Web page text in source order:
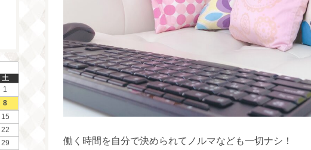
働く時間を自分で決められてノルマなども一切ナシ！
土
1
8
15
22
29